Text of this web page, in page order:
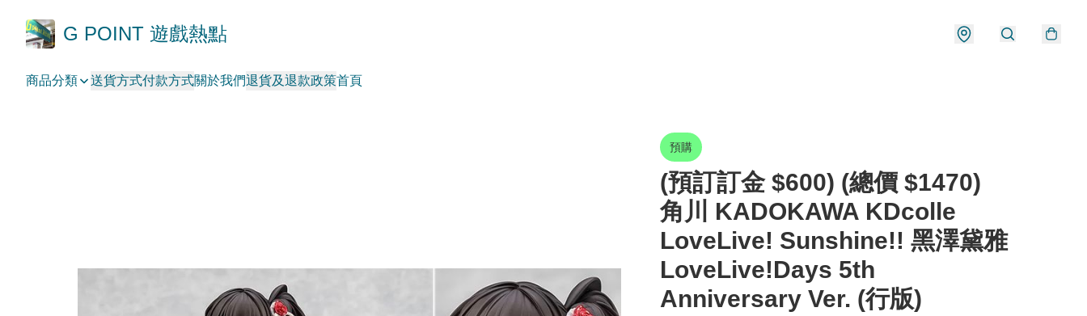
G POINT 遊戲熱點
商品分類 送貨方式付款方式關於我們退貨及退款政策首頁
預購
(預訂訂金 $600) (總價 $1470)
角川 KADOKAWA KDcolle
LoveLive! Sunshine!! 黑澤黛雅
LoveLive!Days 5th
Anniversary Ver. (行版)